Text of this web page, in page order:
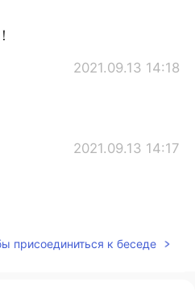
2021.09.13 14:18
2021.09.13 14:17
присоединиться к беседе